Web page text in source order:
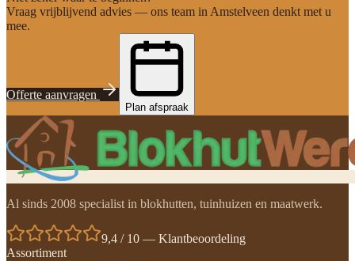
Vraag vrijblijvend advies — ons team in Amstelveen denkt met u
mee.
Offerte aanvragen
Plan afspraak
Al sinds 2008 specialist in blokhutten, tuinhuizen en maatwerk.
9,4 / 10 — Klantbeoordeling
Assortiment